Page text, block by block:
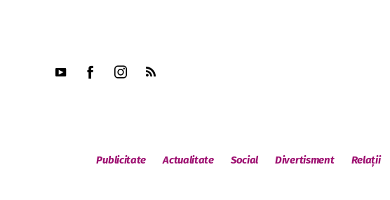
Publicitate Actualitate Social Divertisment Relații